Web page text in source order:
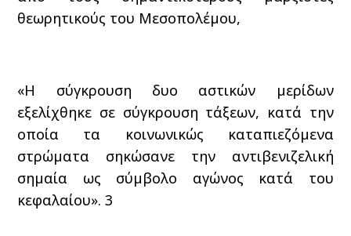
θεωρητικούς του Μεσοπολέμου,
«Η σύγκρουση δυο αστικών μερίδων
εξελίχθηκε σε σύγκρουση τάξεων, κατά την
οποία τα κοινωνικώς καταπιεζόμενα
στρώματα σηκώσανε την αντιβενιζελική
σημαία ως σύμβολο αγώνος κατά του
κεφαλαίου». 3